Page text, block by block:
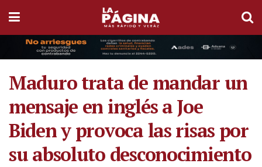
Maduro trata de mandar un
mensaje en inglés a Joe
Biden y provoca las risas por
su absoluto desconocimiento